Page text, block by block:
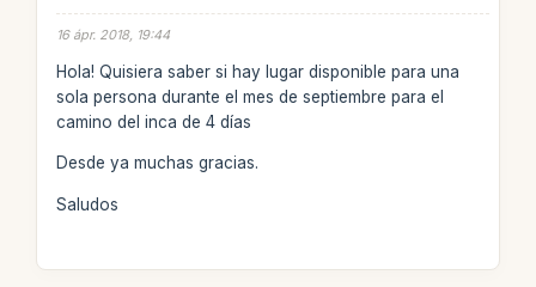
16 ápr. 2018, 19:44
Hola! Quisiera saber si hay lugar disponible para una
sola persona durante el mes de septiembre para el
camino del inca de 4 días
Desde ya muchas gracias.
Saludos